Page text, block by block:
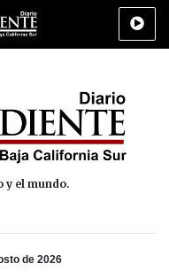
Deportes Cultura
y el mundo.
de 2026